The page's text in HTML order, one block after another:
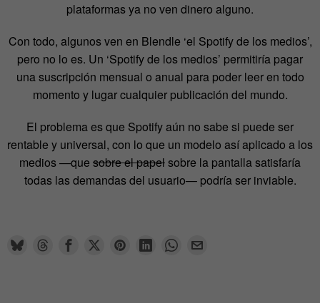
plataformas ya no ven dinero alguno.
Con todo, algunos ven en Blendle ‘el Spotify de los medios’,
pero no lo es. Un ‘Spotify de los medios’ permitiría pagar
una suscripción mensual o anual para poder leer en todo
momento y lugar cualquier publicación del mundo.
El problema es que Spotify aún no sabe si puede ser
rentable y universal, con lo que un modelo así aplicado a los
medios —que sobre el papelsobre la pantalla satisfaría
todas las demandas del usuario— podría ser inviable.